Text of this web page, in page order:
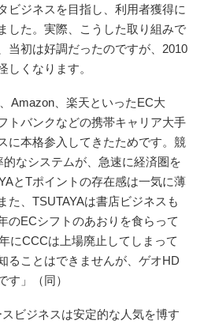
ビジネスを目指し、利用者獲得に
した。実際、こうした取り組みで
当初は好調だったのですが、2010
しくなります。
Amazon、楽天といったEC大
トバンクなどの携帯キャリア大手
に本格参入してきたためです。競
なシステムが、急速に経済圏を
とTポイントの存在感は一気に薄
た、TSUTAYAは書店ビジネスも
のECシフトのあおりを食らって
にCCCは上場廃止してしまって
ることはできませんが、ゲオHD
す」（同）
ビジネスは安定的な人気を博す